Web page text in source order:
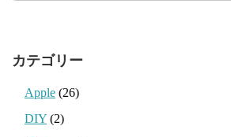
カテゴリー
Apple (26)
DIY (2)